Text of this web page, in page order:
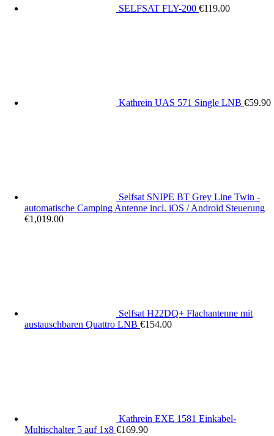
SELFSAT FLY-200 €119.00
Kathrein UAS 571 Single LNB €59.90
Selfsat SNIPE BT Grey Line Twin -
automatische Camping Antenne incl. iOS / Android Steuerung
€1,019.00
Selfsat H22DQ+ Flachantenne mit
austauschbaren Quattro LNB €154.00
Kathrein EXE 1581 Einkabel-
Multischalter 5 auf 1x8 €169.90